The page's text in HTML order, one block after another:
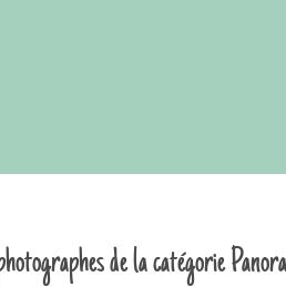
de la catégorie